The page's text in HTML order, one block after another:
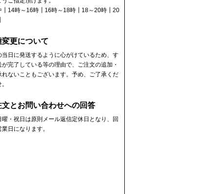
┃14時～16時┃16時～18時┃18～20時┃20
更について
当日に発送するように心がけているため、す
が完了している等の理由で、ご注文の追加・
れないこともございます。予め、ご了承くだ
とお問い合わせへの回答
曜・祝日は原則メール返信定休日となり、回
日になります。